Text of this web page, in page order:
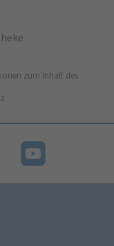
zum Inhalt des